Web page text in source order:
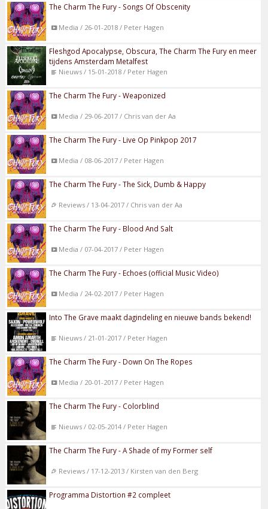
The Charm The Fury - Songs Of Obscenity
Media / 26-01-2018 / Peter Hagen
Fleshgod Apocalypse, Obscura, The Charm The Fury en meer
tijdens Amsterdam Metalfest
Nieuws / 15-01-2018 / Peter Hagen
The Charm The Fury - Weaponized
Media / 29-06-2017 / Chris van der Aa
The Charm The Fury - Live Op Pinkpop 2017
Media / 08-06-2017 / Peter Hagen
The Charm The Fury - The Sick, Dumb & Happy
Reviews / 13-04-2017 / Chris van der Aa
The Charm The Fury - Blood And Salt
Media / 07-04-2017 / Peter Hagen
The Charm The Fury - Echoes (official Music Video)
Media / 24-02-2017 / Peter Hagen
Into The Grave maakt dagindeling en nieuwe bands bekend!
Nieuws / 21-01-2017 / Peter Hagen
The Charm The Fury - Down On The Ropes
Media / 20-01-2017 / Peter Hagen
The Charm The Fury - Colorblind
Nieuws / 02-05-2014 / Peter Hagen
The Charm The Fury - A Shade of my Former self
Reviews / 17-12-2013 / Kirsten van den Berg
Programma Distortion #2 compleet